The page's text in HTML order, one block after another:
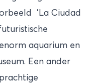
'La Ciudad
aquarium en
Een ander